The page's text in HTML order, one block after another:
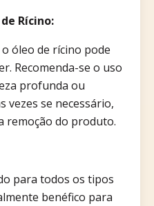
Rícino:
óleo de rícino pode
Recomenda-se o uso
profunda ou
vezes se necessário,
remoção do produto.​
para todos os tipos
benéfico para